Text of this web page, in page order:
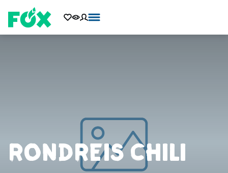
RONDREIS CHILI